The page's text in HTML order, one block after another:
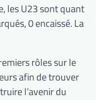
les U23 sont quant
0 encaissé. La
rôles sur le
afin de trouver
l’avenir du